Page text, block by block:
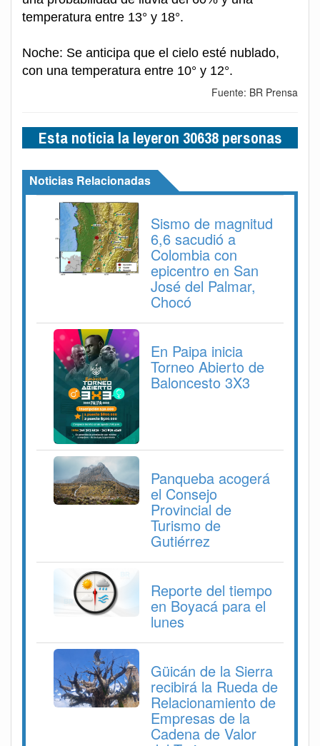
temperatura entre 13° y 18°.
Noche: Se anticipa que el cielo esté nublado,
con una temperatura entre 10° y 12°.
Fuente: BR Prensa
Esta noticia la leyeron 30638 personas
Noticias Relacionadas
Sismo de magnitud
6,6 sacudió a
Colombia con
epicentro en San
José del Palmar,
Chocó
En Paipa inicia
Torneo Abierto de
Baloncesto 3X3
Panqueba acogerá
el Consejo
Provincial de
Turismo de
Gutiérrez
Reporte del tiempo
en Boyacá para el
lunes
Güicán de la Sierra
recibirá la Rueda de
Relacionamiento de
Empresas de la
Cadena de Valor